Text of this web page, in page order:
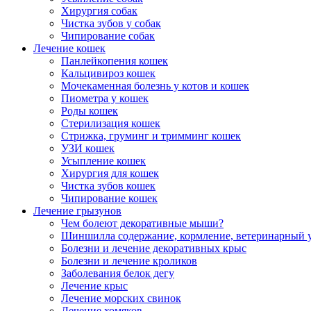
Хирургия собак
Чистка зубов у собак
Чипирование собак
Лечение кошек
Панлейкопения кошек
Кальцивироз кошек
Мочекаменная болезнь у котов и кошек
Пиометра у кошек
Роды кошек
Стерилизация кошек
Стрижка, груминг и тримминг кошек
УЗИ кошек
Усыпление кошек
Хирургия для кошек
Чистка зубов кошек
Чипирование кошек
Лечение грызунов
Чем болеют декоративные мыши?
Шиншилла содержание, кормление, ветеринарный
Болезни и лечение декоративных крыс
Болезни и лечение кроликов
Заболевания белок дегу
Лечение крыс
Лечение морских свинок